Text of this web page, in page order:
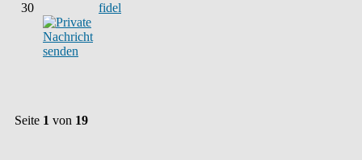
30 fidel
Seite 1 von 19